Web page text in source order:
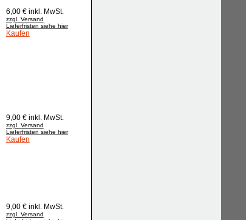
6,00 € inkl. MwSt.
zzgl. Versand
Lieferfristen siehe hier
Kaufen
9,00 € inkl. MwSt.
zzgl. Versand
Lieferfristen siehe hier
Kaufen
9,00 € inkl. MwSt.
zzgl. Versand